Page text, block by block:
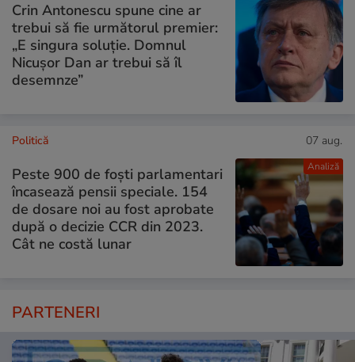
Crin Antonescu spune cine ar
trebui să fie următorul premier:
„E singura soluție. Domnul
Nicușor Dan ar trebui să îl
desemnze”
Analiză
Politică 07 aug.
Peste 900 de foști parlamentari
încasează pensii speciale. 154
de dosare noi au fost aprobate
după o decizie CCR din 2023.
Cât ne costă lunar
PARTENERI